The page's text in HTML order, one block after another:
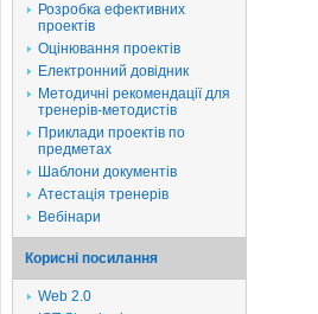
Розробка ефективних
проектів
Оцінювання проектів
Електронний довідник
Методичні рекомендації для
тренерів-методистів
Приклади проектів по
предметах
Шаблони документів
Атестація тренерів
Вебінари
Корисні посилання
Web 2.0